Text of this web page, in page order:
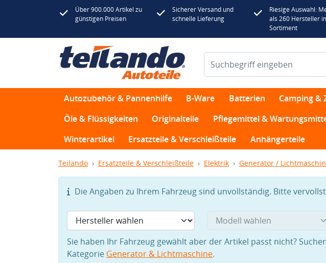
Über 900.000 Artikel zu
günstigen Preisen
Sicherer Versand und
schnelle Lieferung
Riesige Auswahl:
als 260 Hersteller
Sortiment
Autozubehör & Pannenhilfe B-Ware Batterien Camping &
Öle & Flüssigkeiten
Originalteile Pflegemittel &
Winterartikel
Ersatzteile & Verschleißteile Anhängerteile
Teilando Ersatzteile & Verschleißteile Elektrik Generator /
Die Angaben zu Ihrem Fahrzeug sind unvollständig. Bitte
Sie haben Ihr Fahrzeug gewählt aber der Artikel passt nicht?
Kategorie Generator & Lichtmaschine.